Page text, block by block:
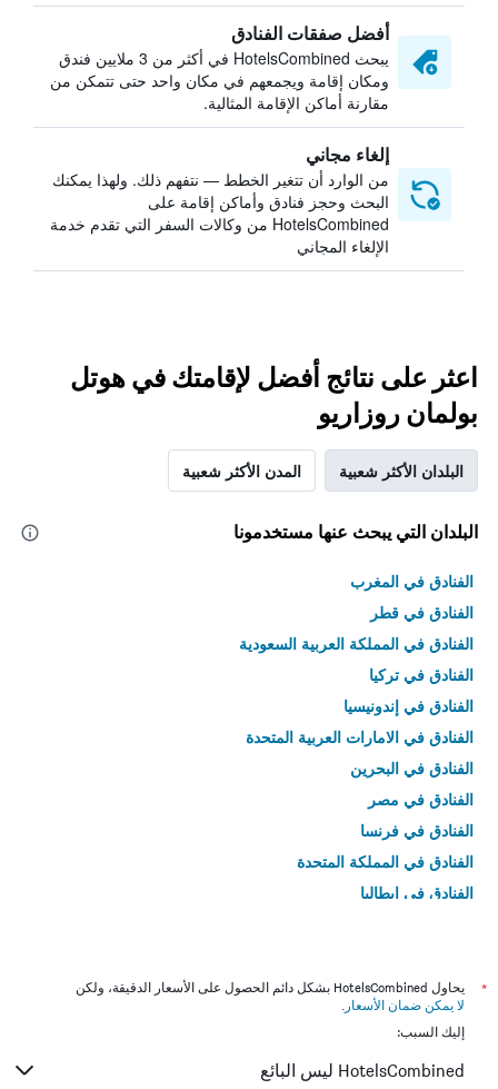
أفضل صفقات الفنادق
يبحث HotelsCombined في أكثر من 3 ملايين فندق
ومكان إقامة ويجمعهم في مكان واحد حتى تتمكن من
مقارنة أماكن الإقامة المثالية.
إلغاء مجاني
من الوارد أن تتغير الخطط — نتفهم ذلك. ولهذا يمكنك
البحث وحجز فنادق وأماكن إقامة على
HotelsCombined من وكالات السفر التي تقدم خدمة
الإلغاء المجاني
اعثر على نتائج أفضل لإقامتك في هوتل
بولمان روزاريو
البلدان الأكثر شعبية المدن الأكثر شعبية
البلدان التي يبحث عنها مستخدمونا
الفنادق في المغرب
الفنادق في قطر
الفنادق في المملكة العربية السعودية
الفنادق في تركيا
الفنادق في إندونيسيا
الفنادق في الامارات العربية المتحدة
الفنادق في البحرين
الفنادق في مصر
الفنادق في فرنسا
الفنادق في المملكة المتحدة
الفنادق في إيطاليا
*
يحاول HotelsCombined بشكل دائم الحصول على الأسعار الدقيقة، ولكن
لا يمكن ضمان الأسعار .
إليك السبب:
HotelsCombined ليس البائع